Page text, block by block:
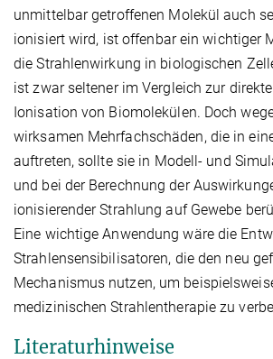
unmittelbar getroffenen Molekül auch
ionisiert wird, ist offenbar ein wichtiger
die Strahlenwirkung in biologischen
ist zwar seltener im Vergleich zur
Ionisation von Biomolekülen. Doch
wirksamen Mehrfachschäden, die in
auftreten, sollte sie in Modell- und
und bei der Berechnung der
ionisierender Strahlung auf Gewebe
Eine wichtige Anwendung wäre die
Strahlensensibilisatoren, die den neu
Mechanismus nutzen, um
medizinischen Strahlentherapie zu
Literaturhinweise